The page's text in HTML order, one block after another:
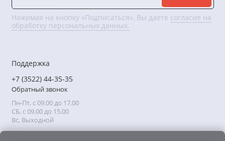
Нажимая на кнопку «Подписаться», Вы даете согласие на
обработку персональных данных.
Поддержка
+7 (3522) 44-35-35
Обратный звонок
Пн-Пт, с 09.00 до 17.00
СБ, с 09.00 до 15.00
Вс, Выходной